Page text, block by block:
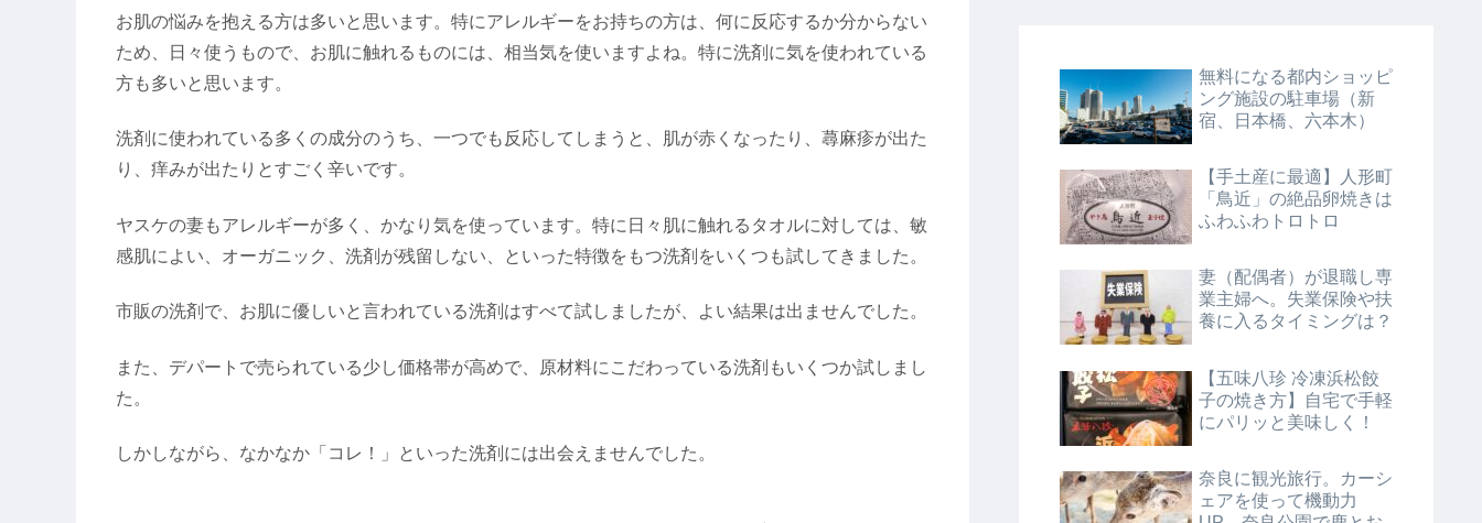
お肌の悩みを抱える方は多いと思います。特にアレルギーをお持ちの方は、何に反応するか分からない
ため、日々使うもので、お肌に触れるものには、相当気を使いますよね。特に洗剤に気を使われている
方も多いと思います。
洗剤に使われている多くの成分のうち、一つでも反応してしまうと、肌が赤くなったり、蕁麻疹が出た
り、痒みが出たりとすごく辛いです。
ヤスケの妻もアレルギーが多く、かなり気を使っています。特に日々肌に触れるタオルに対しては、敏
感肌によい、オーガニック、洗剤が残留しない、といった特徴をもつ洗剤をいくつも試してきました。
市販の洗剤で、お肌に優しいと言われている洗剤はすべて試しましたが、よい結果は出ませんでした。
また、デパートで売られている少し価格帯が高めで、原材料にこだわっている洗剤もいくつか試しまし
た。
しかしながら、なかなか「コレ！」といった洗剤には出会えませんでした。
無料になる都内ショッピ
ング施設の駐車場（新
宿、日本橋、六本木）
【手土産に最適】人形町
「鳥近」の絶品卵焼きは
ふわふわトロトロ
妻（配偶者）が退職し専
業主婦へ。失業保険や扶
養に入るタイミングは？
【五味八珍 冷凍浜松餃
子の焼き方】自宅で手軽
にパリッと美味しく！
奈良に観光旅行。カーシ
ェアを使って機動力